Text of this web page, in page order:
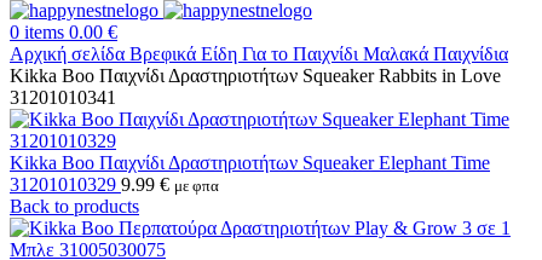
0 items 0.00 €
Αρχική σελίδα Βρεφικά Είδη Για το Παιχνίδι Μαλακά Παιχνίδια
Kikka Boo Παιχνίδι Δραστηριοτήτων Squeaker Rabbits in Love
31201010341
Kikka Boo Παιχνίδι Δραστηριοτήτων Squeaker Elephant Time
31201010329 9.99 € με φπα
Back to products